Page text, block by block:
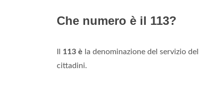
Che numero è il 113?
113 è la denominazione del servizio
cittadini.